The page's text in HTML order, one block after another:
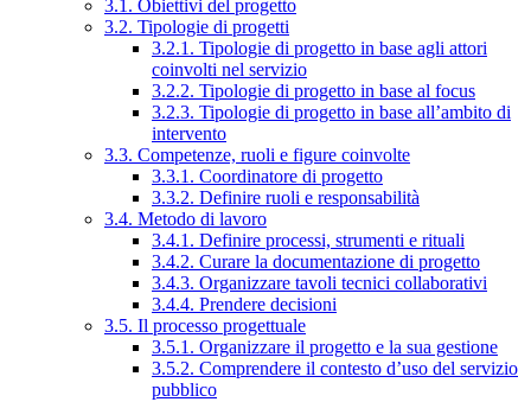
3.1. Obiettivi del progetto
3.2. Tipologie di progetti
3.2.1. Tipologie di progetto in base agli attori
coinvolti nel servizio
3.2.2. Tipologie di progetto in base al focus
3.2.3. Tipologie di progetto in base all’ambito di
intervento
3.3. Competenze, ruoli e figure coinvolte
3.3.1. Coordinatore di progetto
3.3.2. Definire ruoli e responsabilità
3.4. Metodo di lavoro
3.4.1. Definire processi, strumenti e rituali
3.4.2. Curare la documentazione di progetto
3.4.3. Organizzare tavoli tecnici collaborativi
3.4.4. Prendere decisioni
3.5. Il processo progettuale
3.5.1. Organizzare il progetto e la sua gestione
3.5.2. Comprendere il contesto d’uso del servizio
pubblico